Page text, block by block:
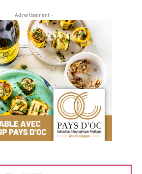
- Advertisement -